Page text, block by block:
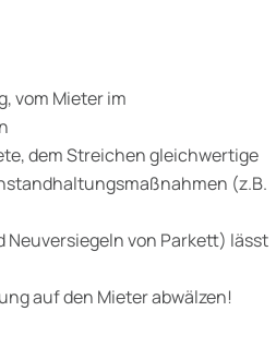
vom Mieter im
dem Streichen gleichwertige
(z.B.
Neuversiegeln von Parkett) lässt
auf den Mieter abwälzen!